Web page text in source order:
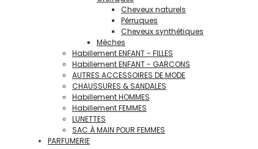
Cheveux naturels
Pérruques
Cheveux synthétiques
Mèches
Habillement ENFANT - FILLES
Habillement ENFANT - GARCONS
AUTRES ACCESSOIRES DE MODE
CHAUSSURES & SANDALES
Habillement HOMMES
Habillement FEMMES
LUNETTES
SAC À MAIN POUR FEMMES
PARFUMERIE